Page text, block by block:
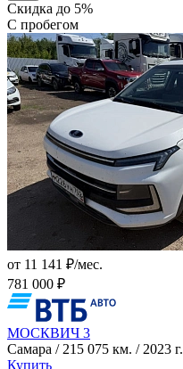
Скидка до 5%
С пробегом
от 11 141 ₽/мес.
781 000 ₽
МОСКВИЧ 3
Самара / 215 075 км. / 2023 г.
Купить